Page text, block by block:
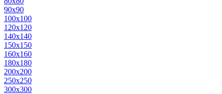
90х90
100х100
120х120
140х140
150х150
160х160
180х180
200х200
250х250
300х300